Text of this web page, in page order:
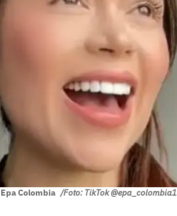
Epa Colombia /Foto: TikTok @epa_colombia1